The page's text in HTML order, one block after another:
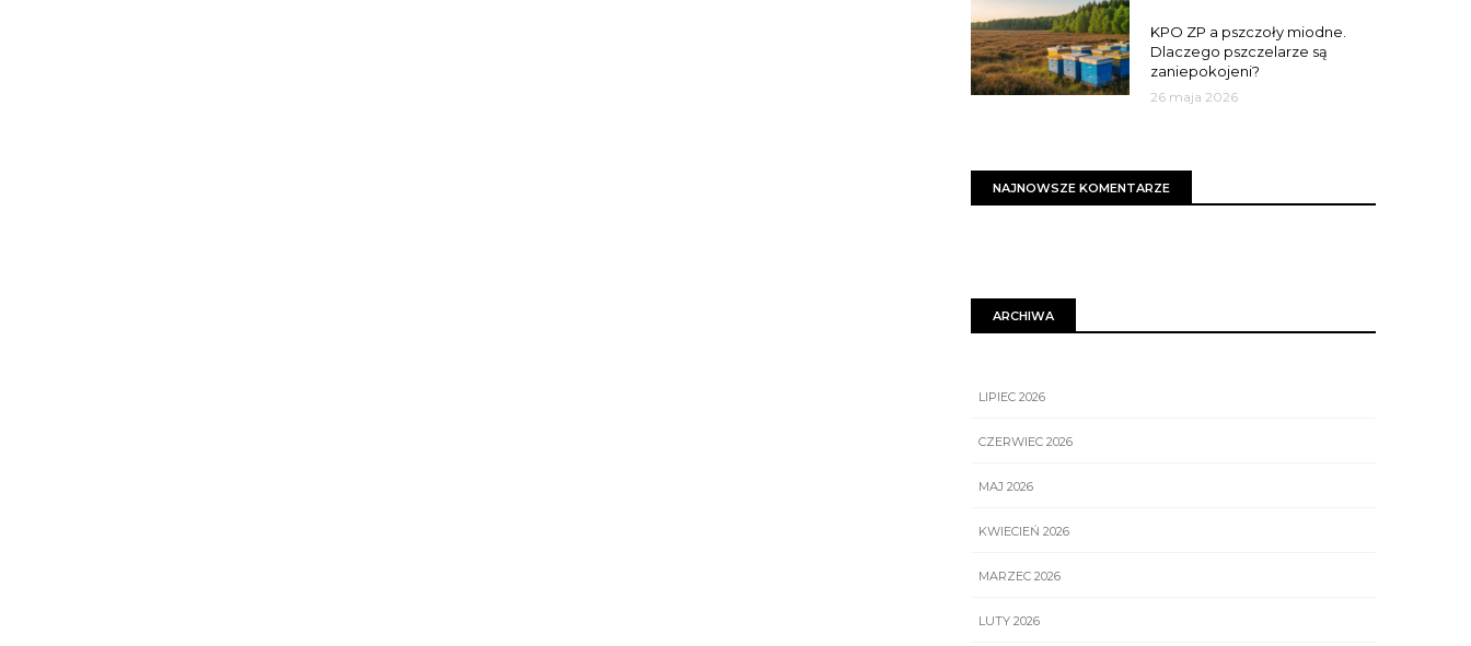
KPO ZP a pszczoły miodne.
Dlaczego pszczelarze są
zaniepokojeni?
26 maja 2026
NAJNOWSZE KOMENTARZE
ARCHIWA
LIPIEC 2026
CZERWIEC 2026
MAJ 2026
KWIECIEŃ 2026
MARZEC 2026
LUTY 2026